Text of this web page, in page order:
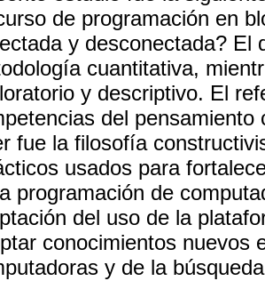
de programación en
y desconectada? El
cuantitativa,
y descriptivo. El
del
fue la filosofía
usados para
programación de
del uso de la
conocimientos nuevos
y de la